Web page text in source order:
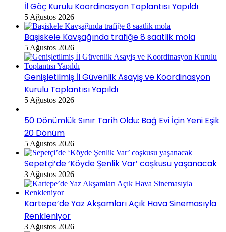
İl Göç Kurulu Koordinasyon Toplantısı Yapıldı
5 Ağustos 2026
Başiskele Kavşağında trafiğe 8 saatlik mola
5 Ağustos 2026
Genişletilmiş İl Güvenlik Asayiş ve Koordinasyon
Kurulu Toplantısı Yapıldı
5 Ağustos 2026
50 Dönümlük Sınır Tarih Oldu: Bağ Evi İçin Yeni Eşik
20 Dönüm
5 Ağustos 2026
Sepetçi’de ‘Köyde Şenlik Var’ coşkusu yaşanacak
3 Ağustos 2026
Kartepe’de Yaz Akşamları Açık Hava Sinemasıyla
Renkleniyor
3 Ağustos 2026